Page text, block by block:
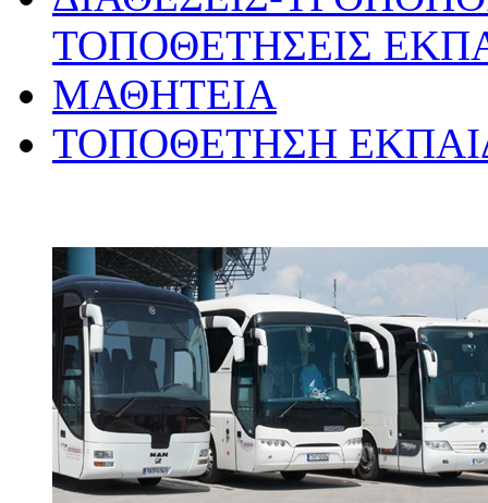
ΤΟΠΟΘΕΤΗΣΕΙΣ
ΜΑΘΗΤΕΙΑ
ΤΟΠΟΘΕΤΗΣΗ